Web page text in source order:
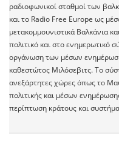
ραδιοφωνικοί σταθμοί των
και το Radio Free Europe ως
μετακομμουνιστικά Βαλκάνια
πολιτικό και στο ενημερωτικό
οργάνωση των μέσων
καθεστώτος Μιλόσεβιτς. Το
ανεξάρτητες χώρες όπως το
πολιτικής και μέσων
περίπτωση κράτους και